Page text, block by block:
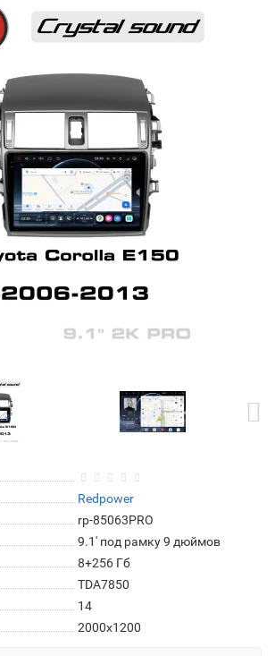
Redpower
rp-85063PRO
9.1' под рамку 9 дюймов
8+256 Гб
TDA7850
14
2000x1200